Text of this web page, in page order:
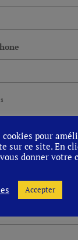
pour
sur ce site. En
donner votre
Accepter